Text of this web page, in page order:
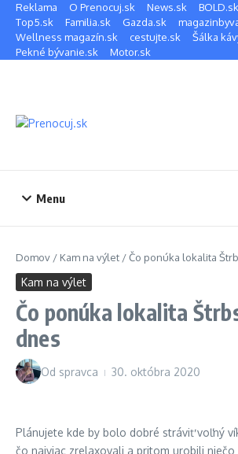
Preskočiť na obsah
Reklama O Prenocuj.sk News.sk BOLD.sk
Top5.sk
Familia.sk Gazda.sk
Wellness magazín.sk
cestujte.sk
Šálka
Pekné bývanie.sk
Motor.sk
Menu
Domov / Kam na výlet /Čo ponúka lokalita
Kam na výlet
Čo ponúka lokalita
dnes
Od spravca 30. októbra 2020
Plánujete kde by bolo dobré stráviť voľný
čo najviac zrelaxovali a pritom urobili niečo